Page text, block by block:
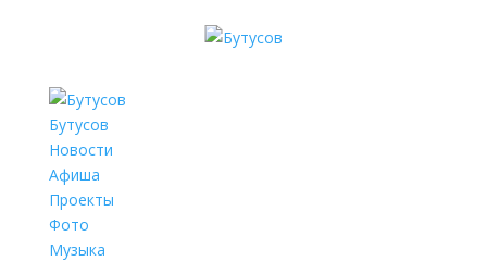
Бутусов
Новости
Афиша
Проекты
Фото
Музыка